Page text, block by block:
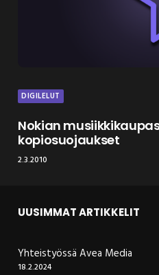
DIGILELUT
Nokian
kopiosuojaukset
2.3.2010
UUSIMMAT ARTIKKELIT
Yhteistyössä Avea Media
18.2.2024